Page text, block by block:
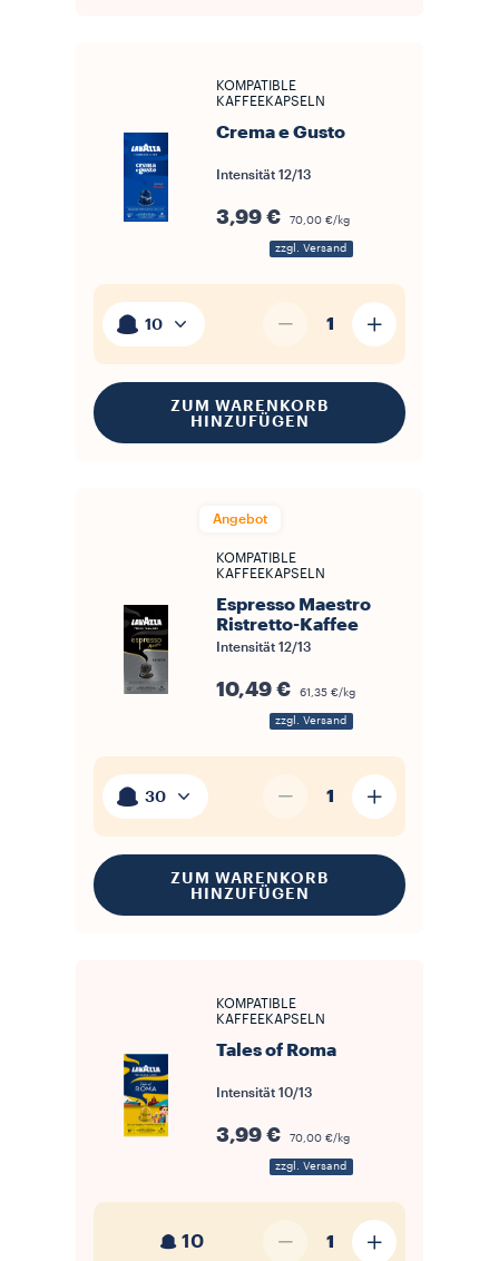
KOMPATIBLE
KAFFEEKAPSELN
Crema e Gusto
Intensität 12/13
3,99 € 70,00 €/kg
zzgl. Versand
10 1
ZUM WARENKORB
HINZUFÜGEN
Angebot
KOMPATIBLE
KAFFEEKAPSELN
Espresso Maestro
Ristretto-Kaffee
Intensität 12/13
10,49 € 61,35 €/kg
zzgl. Versand
30 1
ZUM WARENKORB
HINZUFÜGEN
KOMPATIBLE
KAFFEEKAPSELN
Tales of Roma
Intensität 10/13
3,99 € 70,00 €/kg
zzgl. Versand
10 1